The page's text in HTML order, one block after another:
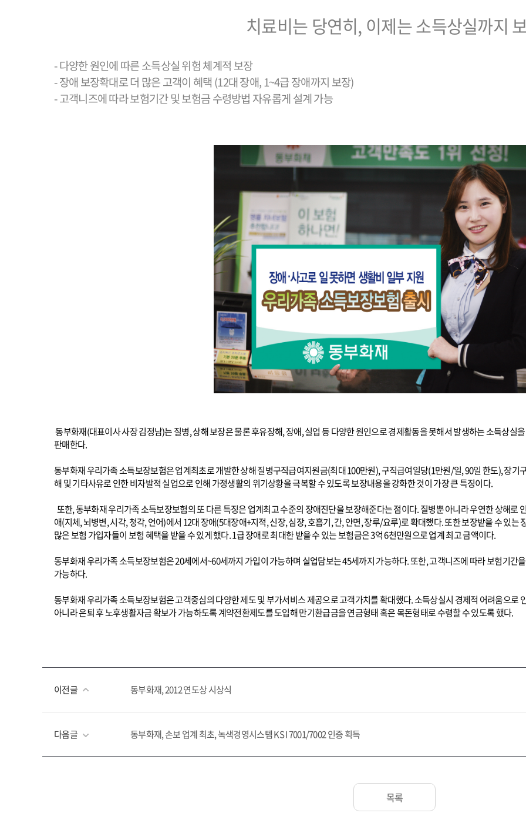
치료비는 당연히, 이제는 소득상실까지
- 다양한 원인에 따른 소득상실 위험 체계적 보장
- 장애 보장확대로 더 많은 고객이 혜택 (12대 장애, 1~4급 장애까지 보장)
- 고객니즈에 따라 보험기간 및 보험금 수령방법 자유롭게 설계 가능
동부화재(대표이사 사장 김정남)는 질병, 상해 보장은 물론 후유장해, 장애, 실업 등 다양한 원인으로 경제활동을 못해서 발생하는 소득상실
판매한다.
동부화재 우리가족 소득보장보험은 업계최초로 개발한 상해 질병구직급여지원금(최대 100만원), 구직급여일당(1만원/일, 90일 한도), 장
해 및 기타사유로 인한 비자발적 실업으로 인해 가정생활의 위기상황을 극복할 수 있도록 보장내용을 강화한 것이 가장 큰 특징이다.
또한, 동부화재 우리가족 소득보장보험의 또 다른 특징은 업계최고 수준의 장애진단을 보장해준다는 점이다. 질병뿐 아니라 우연한 상해로
애(지체, 뇌병변, 시각, 청각, 언어)에서 12대 장애(5대장애+지적, 신장, 심장, 호흡기, 간, 안면, 장루/요루)로 확대했다. 또한 보장받을 수 있
많은 보험 가입자들이 보험 혜택을 받을 수 있게 했다. 1급 장애로 최대한 받을 수 있는 보험금은 3억 6천만원으로 업계 최고 금액이다.
동부화재 우리가족 소득보장보험은 20세에서~60세까지 가입이 가능하며 실업담보는 45세까지 가능하다. 또한, 고객니즈에 따라 보험기간
가능하다.
동부화재 우리가족 소득보장보험은 고객중심의 다양한 제도 및 부가서비스 제공으로 고객가치를 확대했다. 소득상실시 경제적 어려움으로
아니라 은퇴 후 노후생활자금 확보가 가능하도록 계약전환제도를 도입해 만기환급금을 연금형태 혹은 목돈형태로 수령할 수 있도록 했다.
이전글 동부화재, 2012 연도상 시상식
다음글 동부화재, 손보 업계 최초, 녹색경영시스템 KS I 7001/7002 인증 획득
목록